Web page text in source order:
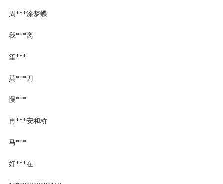
周***涂梦蝶
我***离
笙***
莫***刀
慢***
再***安和桥
马***
好***在